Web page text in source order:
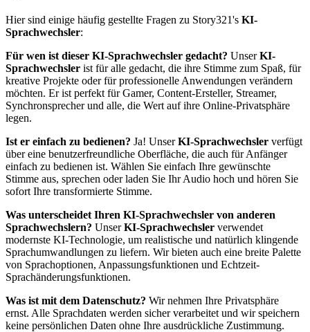
Hier sind einige häufig gestellte Fragen zu Story321's KI-
Sprachwechsler:
Für wen ist dieser KI-Sprachwechsler gedacht? UnserKI-
Sprachwechsler ist für alle gedacht, die ihre Stimme zum Spaß, für
kreative Projekte oder für professionelle Anwendungen verändern
möchten. Er ist perfekt für Gamer, Content-Ersteller, Streamer,
Synchronsprecher und alle, die Wert auf ihre Online-Privatsphäre
legen.
Ist er einfach zu bedienen? Ja! UnserKI-Sprachwechsler verfügt
über eine benutzerfreundliche Oberfläche, die auch für Anfänger
einfach zu bedienen ist. Wählen Sie einfach Ihre gewünschte
Stimme aus, sprechen oder laden Sie Ihr Audio hoch und hören Sie
sofort Ihre transformierte Stimme.
Was unterscheidet Ihren KI-Sprachwechsler von anderen
Sprachwechslern? UnserKI-Sprachwechsler verwendet
modernste KI-Technologie, um realistische und natürlich klingende
Sprachumwandlungen zu liefern. Wir bieten auch eine breite Palette
von Sprachoptionen, Anpassungsfunktionen und Echtzeit-
Sprachänderungsfunktionen.
Was ist mit dem Datenschutz? Wir nehmen Ihre Privatsphäre
ernst. Alle Sprachdaten werden sicher verarbeitet und wir speichern
keine persönlichen Daten ohne Ihre ausdrückliche Zustimmung.